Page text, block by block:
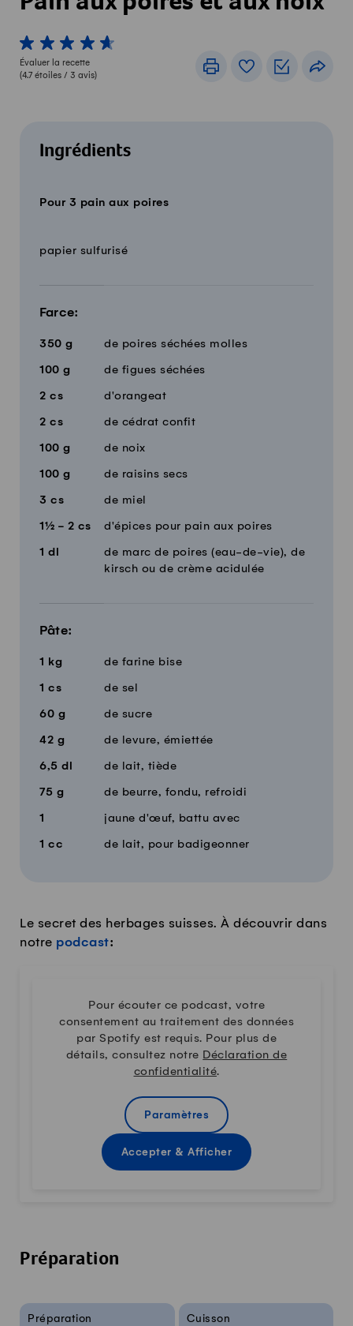
1 von 5 étoiles
2 von 5 étoiles
3 von 5 étoiles
4 von 5 étoiles
5 von 5 étoiles
Évaluer la recette
(4.7 étoiles / 3 avis)
ImprimerLivre de recettes
Listes de
Ingrédients
Pour 3 pain aux poires
QuantitéIngrédients
papier sulfurisé
Farce:
350 g de poires séchées molles
100 g de figues séchées
2 cs d'orangeat
2 cs de cédrat confit
100 g de noix
100 g de raisins secs
3 cs de miel
1½ - 2 cs d'épices pour pain aux poires
1 dl
de marc de poires (eau-de-vie), de
kirsch ou de crème acidulée
Pâte:
1 kg de farine bise
1 cs de sel
60 g de sucre
42 g de levure, émiettée
6,5 dl de lait, tiède
75 g de beurre, fondu, refroidi
1 jaune d'œuf, battu avec
1 cc de lait, pour badigeonner
Le secret des herbages suisses. À découvrir dans
notre podcast:
Pour écouter ce podcast, votre
consentement au traitement des données
par Spotify est requis. Pour plus de
détails, consultez notre Déclaration de
confidentialité.
Paramètres
Accepter & Afficher
Préparation
Infos sur la recette
Préparation
Cuisson